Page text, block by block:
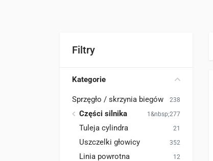
Filtry
Kategorie
Sprzęgło / skrzynia biegów 238
Części silnika 1&nbsp;277
Tuleja cylindra 21
Uszczelki głowicy 352
Linia powrotna 12